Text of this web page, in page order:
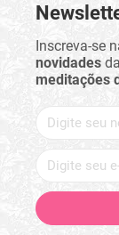
Inscreva-se
novidades
meditações